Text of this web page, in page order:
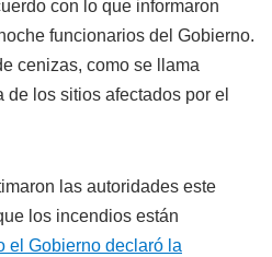
con lo que informaron
funcionarios del Gobierno.
cenizas, como se llama
los sitios afectados por el
las autoridades este
los incendios están
el Gobierno declaró la